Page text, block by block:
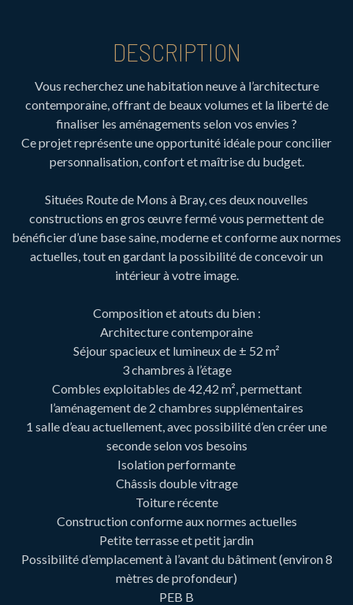
DESCRIPTION
Vous recherchez une habitation neuve à l’architecture
contemporaine, offrant de beaux volumes et la liberté de
finaliser les aménagements selon vos envies ?
Ce projet représente une opportunité idéale pour concilier
personnalisation, confort et maîtrise du budget.
Situées Route de Mons à Bray, ces deux nouvelles
constructions en gros œuvre fermé vous permettent de
bénéficier d’une base saine, moderne et conforme aux normes
actuelles, tout en gardant la possibilité de concevoir un
intérieur à votre image.
Composition et atouts du bien :
Architecture contemporaine
Séjour spacieux et lumineux de ± 52 m²
3 chambres à l’étage
Combles exploitables de 42,42 m², permettant
l’aménagement de 2 chambres supplémentaires
1 salle d’eau actuellement, avec possibilité d’en créer une
seconde selon vos besoins
Isolation performante
Châssis double vitrage
Toiture récente
Construction conforme aux normes actuelles
Petite terrasse et petit jardin
Possibilité d’emplacement à l’avant du bâtiment (environ 8
mètres de profondeur)
PEB B